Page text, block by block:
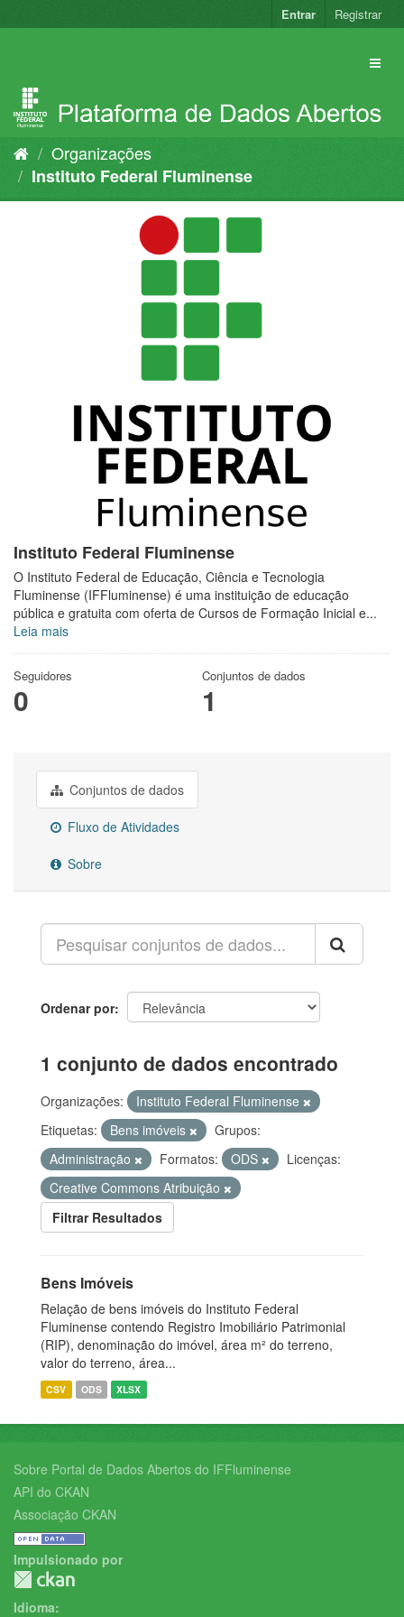
para
Entrar Registrar
Organizações
Instituto Federal Fluminense
Instituto Federal Fluminense
O Instituto Federal de Educação, Ciência e Tecnologia
Fluminense (IFFluminense) é uma instituição de educação
pública e gratuita com oferta de Cursos de Formação Inicial e...
Leia mais
Seguidores
0
Conjuntos de dados
1
Conjuntos de dados
Fluxo de Atividades
Sobre
Ordenar por
1 conjunto de dados encontrado
Organizações:
Instituto Federal Fluminense
Etiquetas:
Bens imóveis
Grupos:
Administração
Formatos: ODS
Licenças:
Creative Commons Atribuição
Filtrar Resultados
Bens Imóveis
Relação de bens imóveis do Instituto Federal
Fluminense contendo Registro Imobiliário Patrimonial
(RIP), denominação do imóvel, área m² do terreno,
valor do terreno, área...
CSV ODS XLSX
Sobre Portal de Dados Abertos do IFFluminense
API do CKAN
Associação CKAN
Impulsionado por
Idioma